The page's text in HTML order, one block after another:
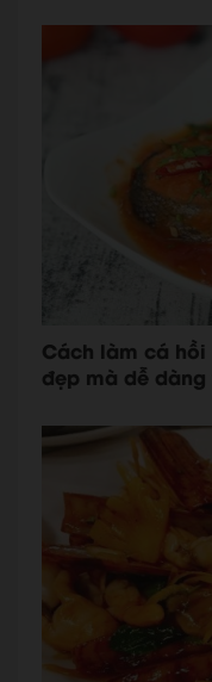
Cách làm cá
đẹp mà dễ dàng